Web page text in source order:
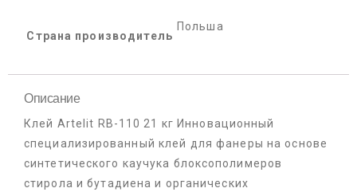
Страна производитель
Польша
Описание
Клей Artelit RB-110 21 кг Инновационный
специализированный клей для фанеры на основе
синтетического каучука блоксополимеров
стирола и бутадиена и органических